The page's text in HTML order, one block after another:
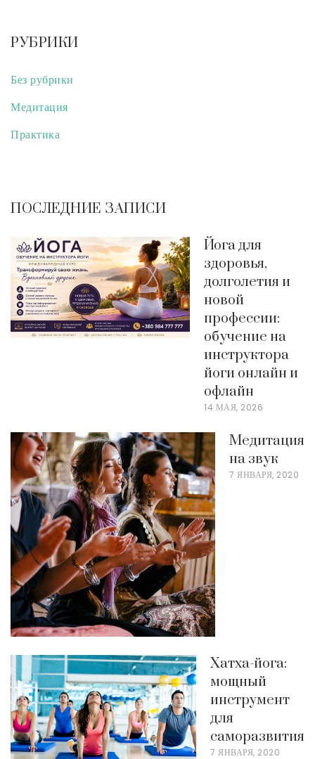
РУБРИКИ
Без рубрики
Медитация
Практика
ПОСЛЕДНИЕ ЗАПИСИ
Йога для
здоровья,
долголетия и
новой
профессии:
обучение на
инструктора
йоги онлайн и
офлайн
14 МАЯ, 2026
Медитация
на звук
7 ЯНВАРЯ, 2020
Хатха-йога:
мощный
инструмент
для
саморазвития
7 ЯНВАРЯ, 2020